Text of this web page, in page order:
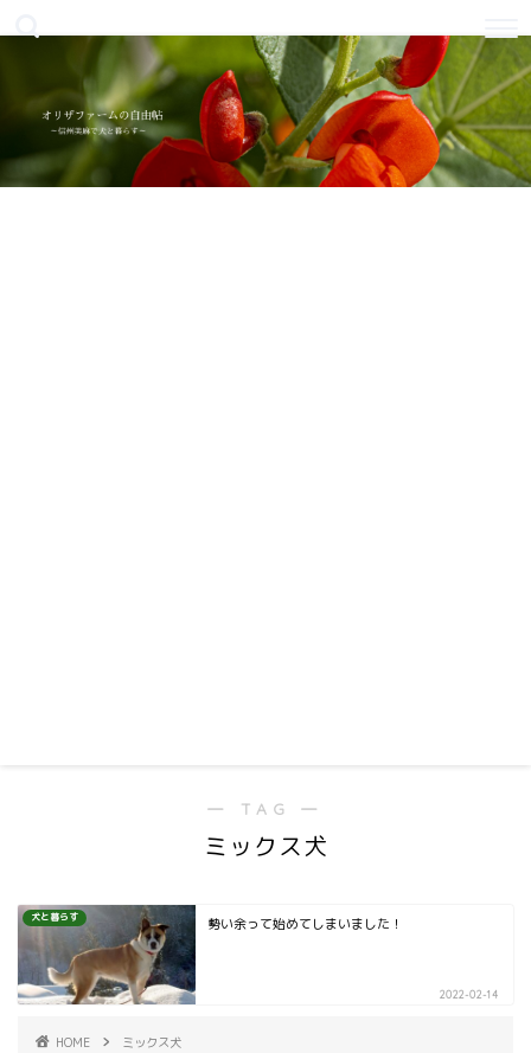
― TAG ―
ミックス犬
犬と暮らす 勢い余って始めてしまいました！
2022-02-14
HOME ミックス犬